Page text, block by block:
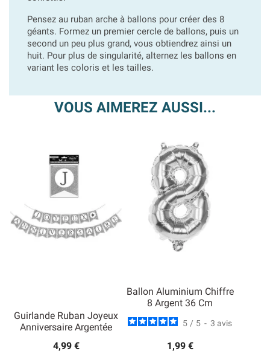
Pensez au ruban arche à ballons pour créer des 8
géants. Formez un premier cercle de ballons, puis un
second un peu plus grand, vous obtiendrez ainsi un
huit. Pour plus de singularité, alternez les ballons en
variant les coloris et les tailles.
VOUS AIMEREZ AUSSI...
Guirlande Ruban Joyeux
Anniversaire Argentée
4,99 €
Ballon Aluminium Chiffre
8 Argent 36 Cm
5 / 5 - 3 avis
1,99 €